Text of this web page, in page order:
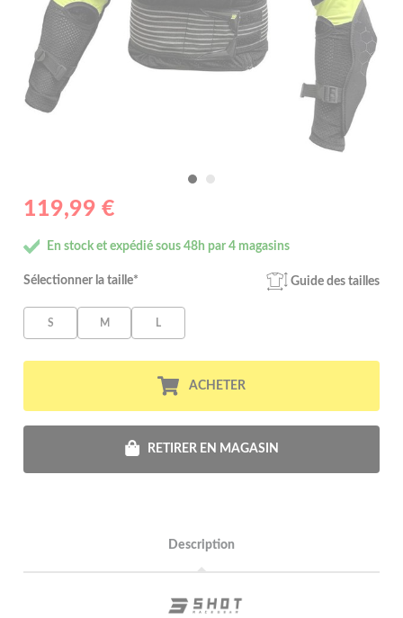
119,99 €
En stock et expédié sous 48h par 4 magasins
Sélectionner la taille* Guide des tailles
S M L
ACHETER
RETIRER EN MAGASIN
Description